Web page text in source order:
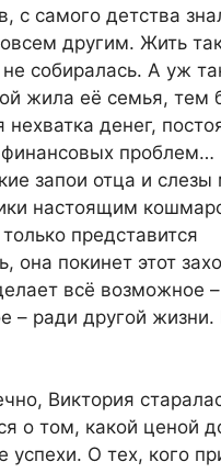
с самого детства
другим. Жить
собиралась. А уж
жила её семья, тем
нехватка денег,
проблем…
запои отца и слезы
настоящим
представится
она покинет этот
всё возможное
– ради другой жизни.
Виктория
о том, какой ценой
успехи. О тех, кого